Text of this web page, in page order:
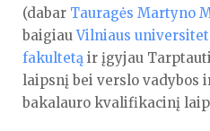
(dabar Tauragės Martyno
baigiauVilniaus
fakultetą ir įgyjau
laipsnį bei verslo vadybos
bakalauro kvalifikacinį